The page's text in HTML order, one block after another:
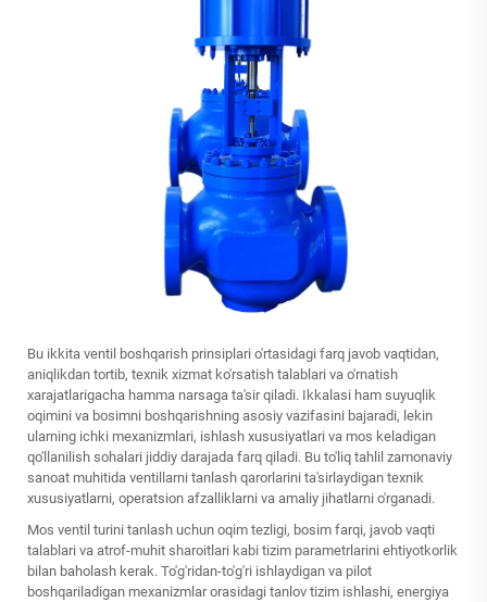
Bu ikkita ventil boshqarish prinsiplari o'rtasidagi farq javob vaqtidan,
aniqlikdan tortib, texnik xizmat ko'rsatish talablari va o'rnatish
xarajatlarigacha hamma narsaga ta'sir qiladi. Ikkalasi ham suyuqlik
oqimini va bosimni boshqarishning asosiy vazifasini bajaradi, lekin
ularning ichki mexanizmlari, ishlash xususiyatlari va mos keladigan
qo'llanilish sohalari jiddiy darajada farq qiladi. Bu to'liq tahlil zamonaviy
sanoat muhitida ventillarni tanlash qarorlarini ta'sirlaydigan texnik
xususiyatlarni, operatsion afzalliklarni va amaliy jihatlarni o'rganadi.
Mos ventil turini tanlash uchun oqim tezligi, bosim farqi, javob vaqti
talablari va atrof-muhit sharoitlari kabi tizim parametrlarini ehtiyotkorlik
bilan baholash kerak. To'g'ridan-to'g'ri ishlaydigan va pilot
boshqariladigan mexanizmlar orasidagi tanlov tizim ishlashi, energiya